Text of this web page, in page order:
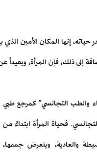
إنها المكان الأمين
إلى ذلك، فإن المرأة،
التجانسي" كمرجع طبي
فحياة المرأة ابتداءً من
والعادية، ويتعرض